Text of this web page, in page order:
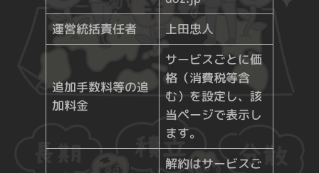
運営統括責任者
上田忠人
追加手数料等の追
加料金
サービスごとに価
格（消費税等含
む）を設定し、該
当ページで表示し
ます。
解約はサービスご